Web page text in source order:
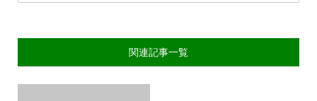
関連記事一覧